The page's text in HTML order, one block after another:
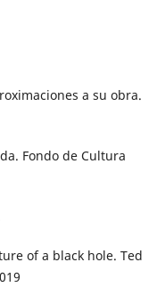
a su obra.
Fondo de Cultura
of a black hole. Ted